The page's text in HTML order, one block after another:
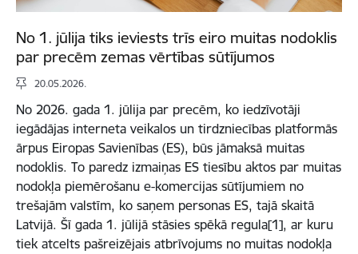
No 1. jūlija tiks ieviests trīs eiro muitas nodoklis
par precēm zemas vērtības sūtījumos
20.05.2026.
No 2026. gada 1. jūlija par precēm, ko iedzīvotāji
iegādājas interneta veikalos un tirdzniecības platformās
ārpus Eiropas Savienības (ES), būs jāmaksā muitas
nodoklis. To paredz izmaiņas ES tiesību aktos par muitas
nodokļa piemērošanu e-komercijas sūtījumiem no
trešajām valstīm, ko saņem personas ES, tajā skaitā
Latvijā. Šī gada 1. jūlijā stāsies spēkā regula[1], ar kuru
tiek atcelts pašreizējais atbrīvojums no muitas nodokļa